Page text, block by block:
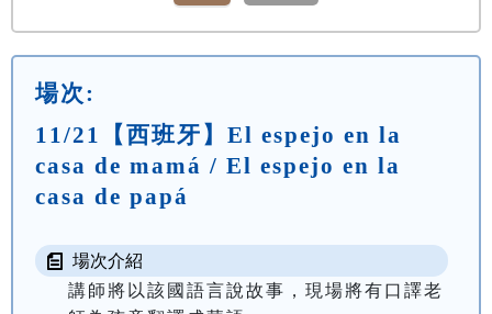
場次:
11/21【西班牙】El espejo en la
casa de mamá / El espejo en la
casa de papá
場次介紹
講師將以該國語言說故事，現場將有口譯老